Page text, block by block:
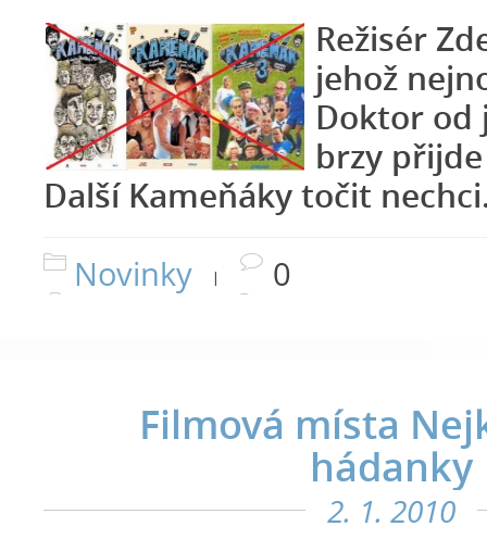
Režisér
jehož
Doktor od
brzy
Další Kameňáky točit
Novinky | 0
Filmová místa
hádanky
2. 1. 2010